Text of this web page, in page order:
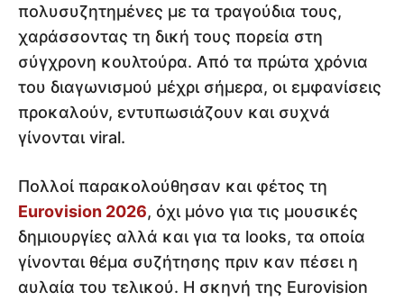
πολυσυζητημένες με τα τραγούδια τους,
χαράσσοντας τη δική τους πορεία στη
σύγχρονη κουλτούρα. Από τα πρώτα χρόνια
του διαγωνισμού μέχρι σήμερα, οι εμφανίσεις
προκαλούν, εντυπωσιάζουν και συχνά
γίνονται viral.
Πολλοί παρακολούθησαν και φέτος τη
Eurovision 2026, όχι μόνο για τις μουσικές
δημιουργίες αλλά και για τα looks, τα οποία
γίνονται θέμα συζήτησης πριν καν πέσει η
αυλαία του τελικού. Η σκηνή της Eurovision